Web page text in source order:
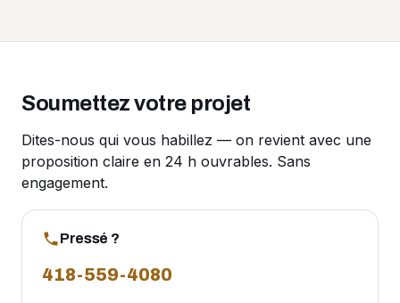
Soumettez votre projet
Dites-nous qui vous habillez — on revient avec une
proposition claire en 24 h ouvrables. Sans
engagement.
Pressé ?
418-559-4080